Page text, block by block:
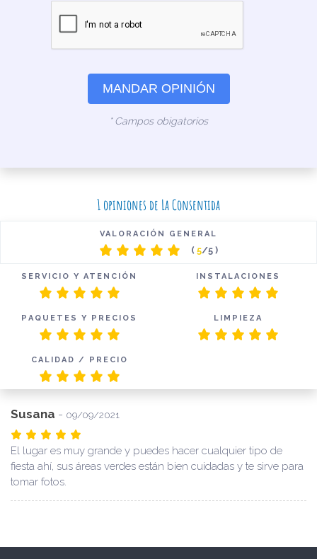
MANDAR OPINIÓN
* Campos obigatorios
1 opiniones de La Consentida
VALORACIÓN GENERAL
( 5/5 )
SERVICIO Y ATENCIÓN INSTALACIONES
PAQUETES Y PRECIOS LIMPIEZA
CALIDAD / PRECIO
Susana - 09/09/2021
El lugar es muy grande y puedes hacer cualquier tipo de
fiesta ahí, sus áreas verdes están bien cuidadas y te sirve para
tomar fotos.